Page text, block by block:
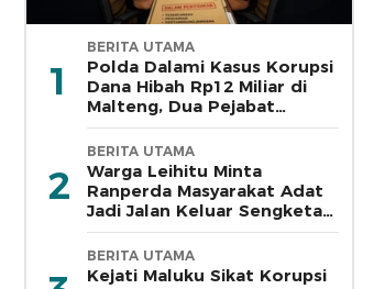
1
BERITA UTAMA
Polda Dalami Kasus Korupsi
Dana Hibah Rp12 Miliar di
Malteng, Dua Pejabat
Pemkab Diperiksa
2
BERITA UTAMA
Warga Leihitu Minta
Ranperda Masyarakat Adat
Jadi Jalan Keluar Sengketa
Enam Dusun Tanjung Sial
BERITA UTAMA
Kejati Maluku Sikat Korupsi